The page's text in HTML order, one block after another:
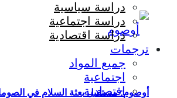
أوصوم: مستقبل بعثة السلام في
دراسة سياسية
دراسة اجتماعية
دراسة اقتصادية
ترجمات
جميع المواد
اجتماعية
اقتصادية